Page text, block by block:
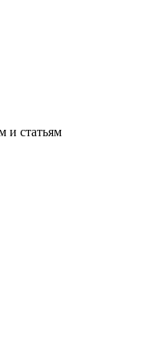
и статьям